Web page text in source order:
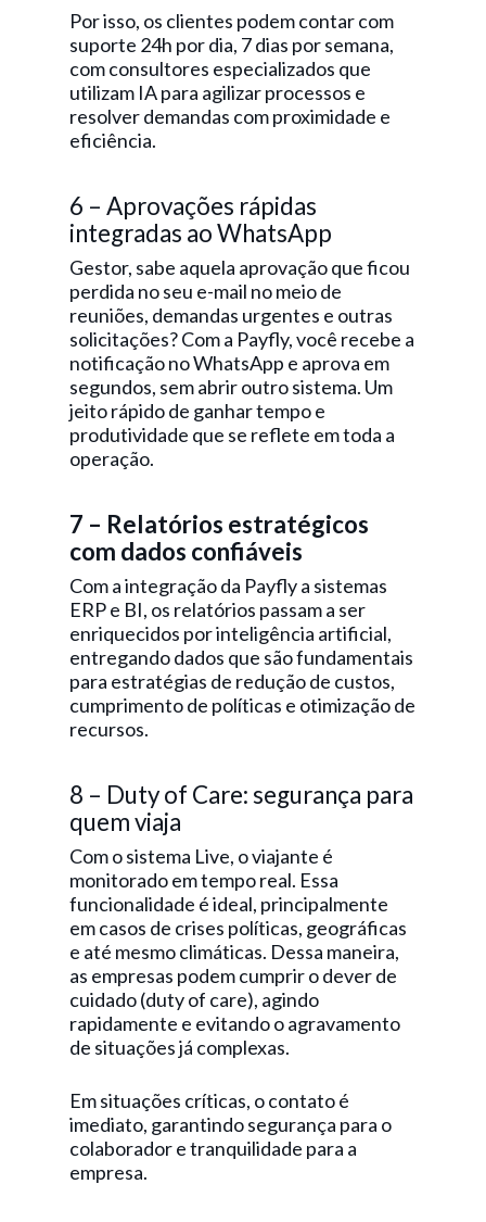
Por isso, os clientes podem contar com
suporte 24h por dia, 7 dias por semana,
com consultores especializados que
utilizam IA para agilizar processos e
resolver demandas com proximidade e
eficiência.
6 – Aprovações rápidas
integradas ao WhatsApp
Gestor, sabe aquela aprovação que ficou
perdida no seu e-mail no meio de
reuniões, demandas urgentes e outras
solicitações? Com a Payfly, você recebe a
notificação no WhatsApp e aprova em
segundos, sem abrir outro sistema. Um
jeito rápido de ganhar tempo e
produtividade que se reflete em toda a
operação.
7 – Relatórios estratégicos
com dados confiáveis
Com a integração da Payfly a sistemas
ERP e BI, os relatórios passam a ser
enriquecidos por inteligência artificial,
entregando dados que são fundamentais
para estratégias de redução de custos,
cumprimento de políticas e otimização de
recursos.
8 – Duty of Care: segurança para
quem viaja
Com o sistema Live, o viajante é
monitorado em tempo real. Essa
funcionalidade é ideal, principalmente
em casos de crises políticas, geográficas
e até mesmo climáticas. Dessa maneira,
as empresas podem cumprir o dever de
cuidado (duty of care), agindo
rapidamente e evitando o agravamento
de situações já complexas.
Em situações críticas, o contato é
imediato, garantindo segurança para o
colaborador e tranquilidade para a
empresa.